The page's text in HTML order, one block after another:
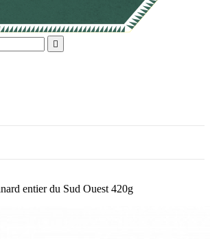

entier du Sud Ouest 420g